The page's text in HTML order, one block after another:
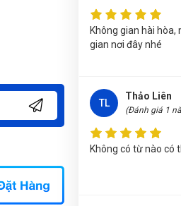
Nguyễn Thanh (Tỉnh
phẩm CẦU NÂNG ĐỖ
1228P
mua sản phẩm CẦU
KÉO ON-1228P
Lê Thị Như Hảo(Tỉnh
phẩm CẦU NÂNG ĐỖ
Không gian hài hòa,
gian nơi đây nhé
TL
Thảo Liên
(Đánh giá 1
Không có từ nào có